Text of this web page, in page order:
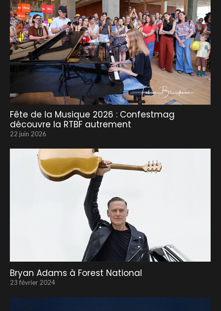
Fête de la Musique 2026 : Confestmag
découvre la RTBF autrement
22 juin 2026
Bryan Adams à Forest National
23 février 2024